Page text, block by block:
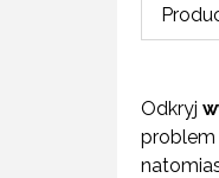
Odkryj
problem